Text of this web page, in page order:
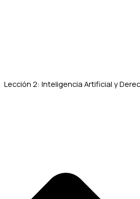
Lección 2: Inteligencia Artificial y